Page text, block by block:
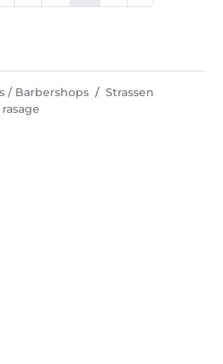
/ Barbershops
Strassen